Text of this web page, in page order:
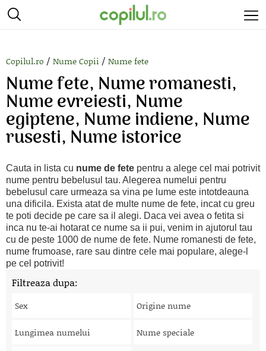
Copilul.ro / Nume Copii / Nume fete
Nume fete, Nume romanesti,
Nume evreiesti, Nume
egiptene, Nume indiene, Nume
rusesti, Nume istorice
Cauta in lista cu nume de fete pentru a alege cel mai potrivit
nume pentru bebelusul tau. Alegerea numelui pentru
bebelusul care urmeaza sa vina pe lume este intotdeauna
una dificila. Exista atat de multe nume de fete, incat cu greu
te poti decide pe care sa il alegi. Daca vei avea o fetita si
inca nu te-ai hotarat ce nume sa ii pui, venim in ajutorul tau
cu de peste 1000 de nume de fete. Nume romanesti de fete,
nume frumoase, rare sau dintre cele mai populare, alege-l
pe cel potrivit!
Filtreaza dupa:
Sex Origine nume
Lungimea numelui Nume speciale